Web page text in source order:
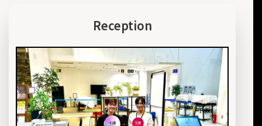
Reception